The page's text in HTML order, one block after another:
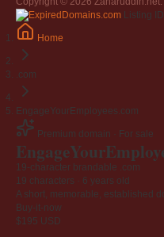
Listing
Home
.com
EngageYourEmployees.com
Premium domain · For sale
EngageYour
19-character brandable .com
19 characters · 6 years old
A short, memorable, established
Buy-it-now
$195 USD